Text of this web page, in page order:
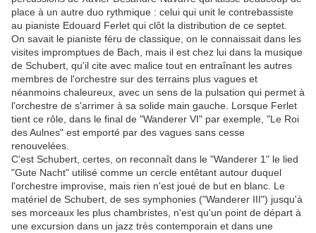
place à un autre duo rythmique : celui qui unit le contrebassiste
au pianiste Edouard Ferlet qui clôt la distribution de ce septet.
On savait le pianiste féru de classique, on le connaissait dans les
visites impromptues de Bach, mais il est chez lui dans la musique
de Schubert, qu'il cite avec malice tout en entraînant les autres
membres de l'orchestre sur des terrains plus vagues et
néanmoins chaleureux, avec un sens de la pulsation qui permet à
l'orchestre de s'arrimer à sa solide main gauche. Lorsque Ferlet
tient ce rôle, dans le final de "Wanderer VI" par exemple, "Le Roi
des Aulnes" est emporté par des vagues sans cesse
renouvelées.
C'est Schubert, certes, on reconnaît dans le "Wanderer 1" le lied
"Gute Nacht" utilisé comme un cercle entêtant autour duquel
l'orchestre improvise, mais rien n'est joué de but en blanc. Le
matériel de Schubert, de ses symphonies ("Wanderer III") jusqu'à
ses morceaux les plus chambristes, n'est qu'un point de départ à
une excursion dans un jazz très contemporain et dans une